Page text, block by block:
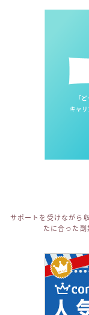
サポートを受けながら
たに合った